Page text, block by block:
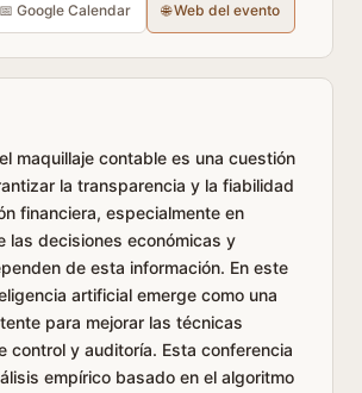
📅 Google Calendar 🌐 Web del evento
maquillaje contable es una cuestión
la transparencia y la fiabilidad
financiera, especialmente en
las decisiones económicas y
de esta información. En este
artificial emerge como una
para mejorar las técnicas
control y auditoría. Esta conferencia
empírico basado en el algoritmo